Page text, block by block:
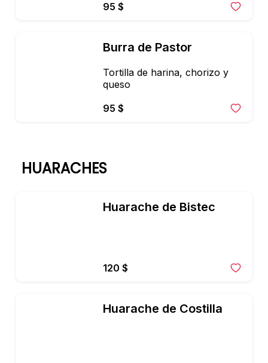
95 $
Burra de Pastor
Tortilla de harina, chorizo y
queso
95 $
HUARACHES
Huarache de Bistec
120 $
Huarache de Costilla